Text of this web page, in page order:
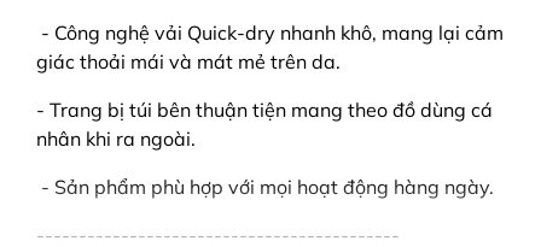
- Công nghệ vải Quick-dry nhanh khô, mang lại cảm
giác thoải mái và mát mẻ trên da.
- Trang bị túi bên thuận tiện mang theo đồ dùng cá
nhân khi ra ngoài.
- Sản phẩm phù hợp với mọi hoạt động hàng ngày.
-------------------------------------------